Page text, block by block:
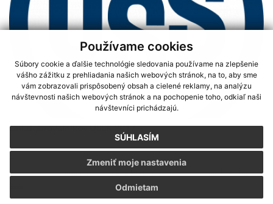
Používame cookies
Súbory cookie a ďalšie technológie sledovania používame na zlepšenie
vášho zážitku z prehliadania našich webových stránok, na to, aby sme
vám zobrazovali prispôsobený obsah a cielené reklamy, na analýzu
návštevnosti našich webových stránok a na pochopenie toho, odkiaľ naši
návštevníci prichádzajú.
SÚHLASÍM
Odmietam
Zmeniť moje nastavenia
Sme partnerom programu Košického samosprávneho kraja Terra
Incognita
Dni dobrovoľníkov USSK 2017